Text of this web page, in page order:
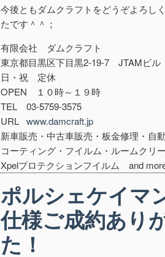
今後ともダムクラフトをどうぞよろ
たです＾＾；
有限会社 ダムクラフト
東京都目黒区下目黒2-19-7 JTAMビ
日・祝 定休
OPEN １０時～１９時
TEL 03-5759-3575
URL www.damcraft.jp
新車販売・中古車販売・板金修理・自
コーティング・フイルム・ルームクリ
Xpelプロテクションフイルム and
ポルシェケイマ
仕様ご成約あり
た！